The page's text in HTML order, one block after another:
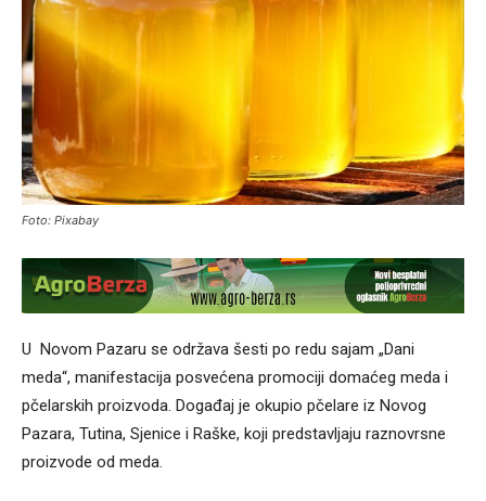
Foto: Pixabay
U Novom Pazaru se održava šesti po redu sajam „Dani
meda“, manifestacija posvećena promociji domaćeg meda i
pčelarskih proizvoda. Događaj je okupio pčelare iz Novog
Pazara, Tutina, Sjenice i Raške, koji predstavljaju raznovrsne
proizvode od meda.